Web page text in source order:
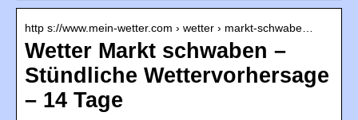
http s://www.mein-wetter.com › wetter › markt-schwabe…
Wetter Markt schwaben –
Stündliche Wettervorhersage
– 14 Tage